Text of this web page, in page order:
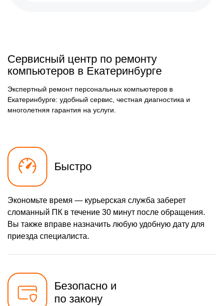
Сервисный центр по ремонту
компьютеров в Екатеринбурге
Экспертный ремонт персональных компьютеров в
Екатеринбурге: удобный сервис, честная диагностика и
многолетняя гарантия на услуги.
Быстро
Экономьте время — курьерская служба заберет
сломанный ПК в течение 30 минут после обращения.
Вы также вправе назначить любую удобную дату для
приезда специалиста.
Безопасно и
по закону